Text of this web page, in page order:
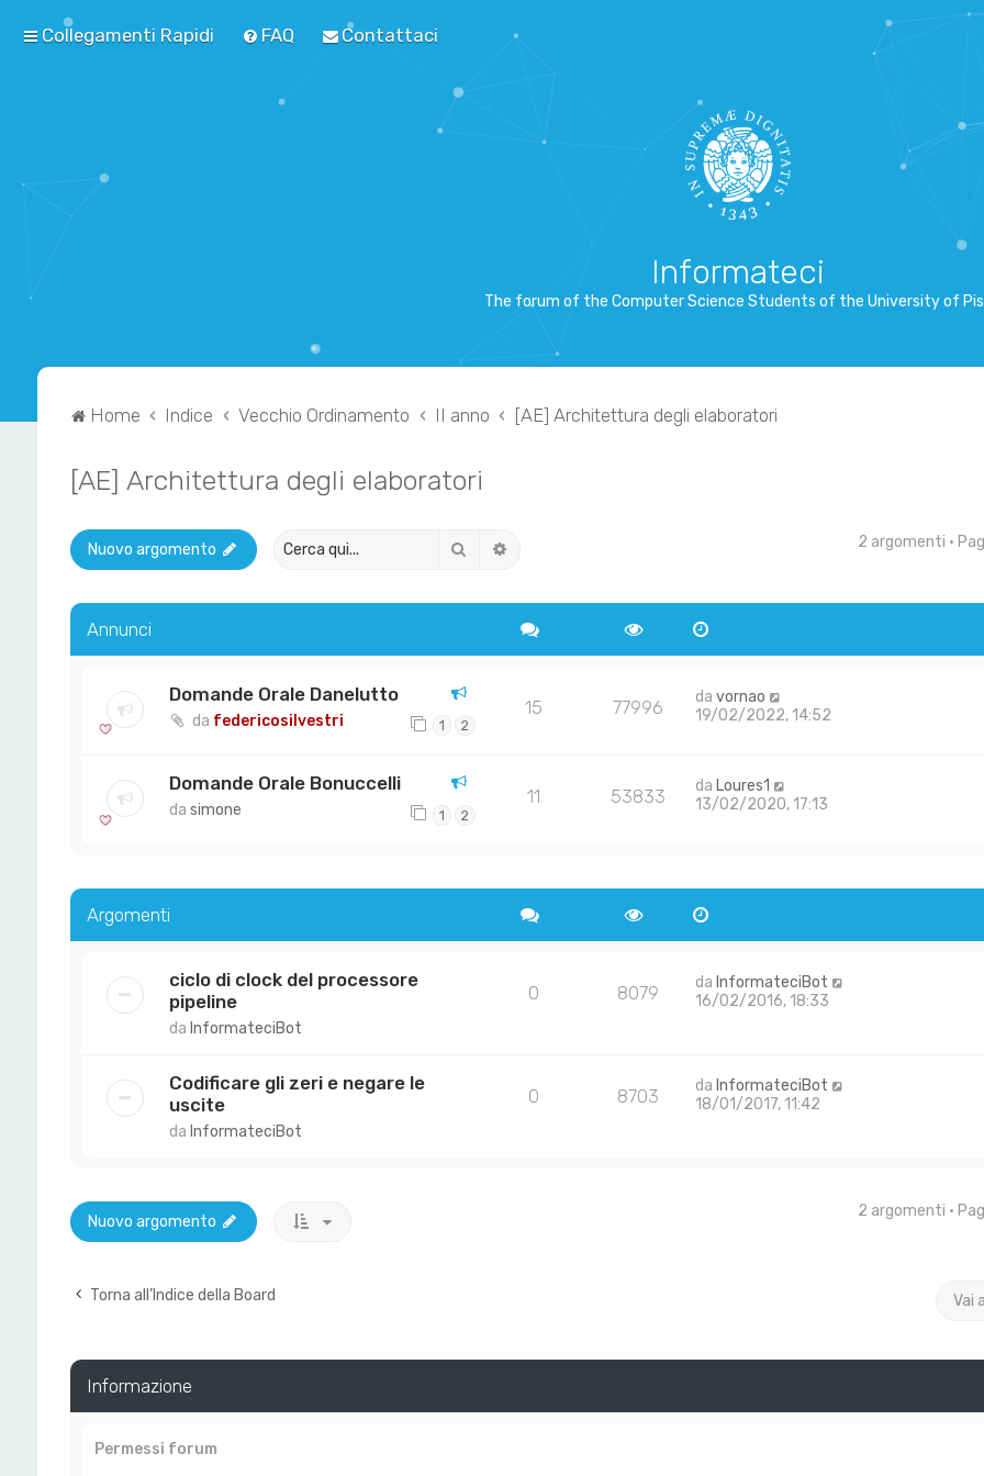
Collegamenti Rapidi FAQ Contattaci
Informateci
The forum of the Computer Science Students of the University of
Home Indice Vecchio Ordinamento II anno [AE] Architettura degli elaboratori
[AE] Architettura degli elaboratori
Nuovo argomento Cerca 2 argomenti •
Annunci
Domande Orale Danelutto
da federicosilvestri 1 2
15 77996 davornao
19/02/2022, 14:52
Domande Orale Bonuccelli
da simone 1 2
11 53833 da Loures1
13/02/2020, 17:13
Argomenti
ciclo di clock del processore
pipeline
da InformateciBot
0 8079 da InformateciBot
16/02/2016, 18:33
Codificare gli zeri e negare le
uscite
da InformateciBot
0 8703 da InformateciBot
18/01/2017, 11:42
Nuovo argomento
2 argomenti •
Torna all’Indice della Board Vai a
Informazione
Permessi forum